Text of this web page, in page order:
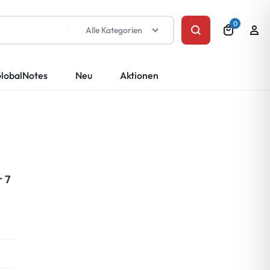
Alle Kategorien
0
Neu Aktionen
7